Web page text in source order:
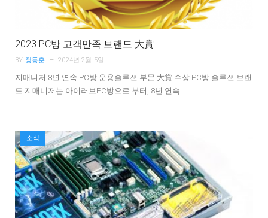
2023 PC방 고객만족 브랜드 大賞
BY 정동훈 2024년 2월 5일
지매니저 8년 연속 PC방 운용솔루션 부문 大賞 수상 PC방 솔루션 브랜
드 지매니저는 아이러브PC방으로 부터, 8년 연속…
소식